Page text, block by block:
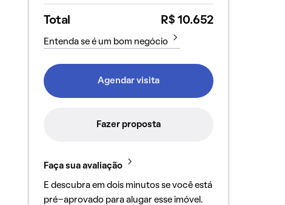
Total R$ 10.652
Entenda se é um bom negócio
Agendar visita
Fazer proposta
Faça sua avaliação
E descubra em dois minutos se você está
pré-aprovado para alugar esse imóvel.